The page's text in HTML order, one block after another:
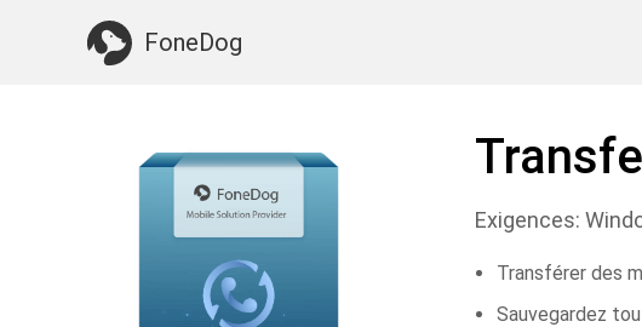
FoneDog
Quelque chose dont vous pourriez avoir besoin:
Exigences:
Transférer des
Sauvegardez